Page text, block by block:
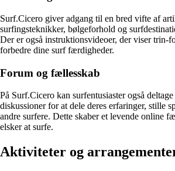
Surf.Cicero giver adgang til en bred vifte af
surfingsteknikker, bølgeforhold og
Der er også instruktionsvideoer, der viser trin-
forbedre dine surf færdigheder.
Forum og fællesskab
På Surf.Cicero kan surfentusiaster også
diskussioner for at dele deres erfaringer, stille
andre surfere. Dette skaber et levende online
elsker at surfe.
Aktiviteter og